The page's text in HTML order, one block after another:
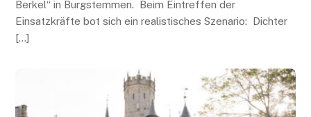
Berkel“ in Burgstemmen. Beim Eintreffen der
Einsatzkräfte bot sich ein realistisches Szenario: Dichter
[…]